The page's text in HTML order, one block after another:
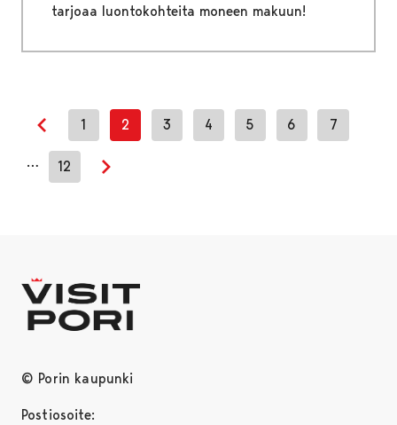
tarjoaa luontokohteita moneen makuun!
Previous page
1 2 3 4 5 6 7
… 12
© Porin kaupunki
Postiosoite: